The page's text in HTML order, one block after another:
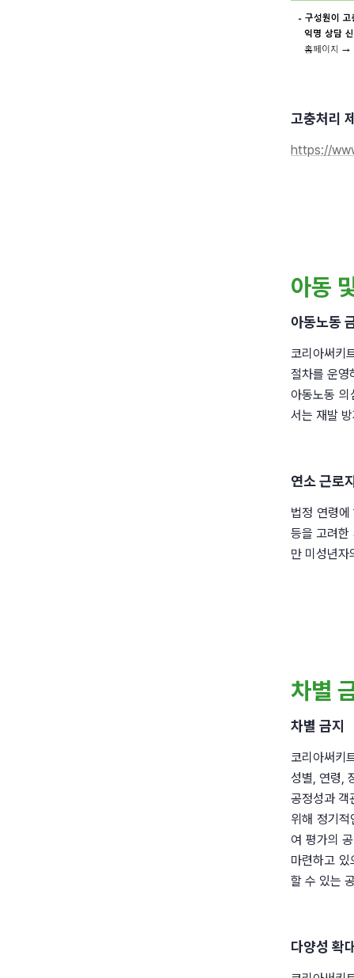
고충처리
https://
아동
아동노동
코리아써키
절차를 운영
아동노동 의
서는 재발
연소 근로
법정 연령
등을 고려한
만 미성년자
차별
차별 금지
코리아써키
성별, 연령,
공정성과 객
위해 정기적
여 평가의
마련하고
할 수 있는
다양성 확